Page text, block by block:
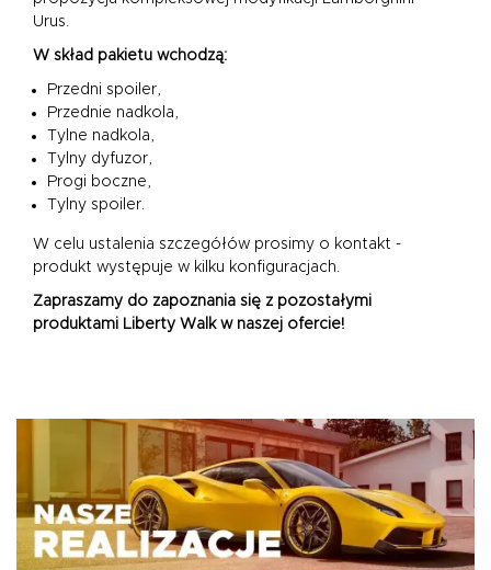
Urus.
W skład pakietu wchodzą:
Przedni spoiler,
Przednie nadkola,
Tylne nadkola,
Tylny dyfuzor,
Progi boczne,
Tylny spoiler.
W celu ustalenia szczegółów prosimy o kontakt -
produkt występuje w kilku konfiguracjach.
Zapraszamy do zapoznania się z pozostałymi
produktami Liberty Walk w naszej ofercie!